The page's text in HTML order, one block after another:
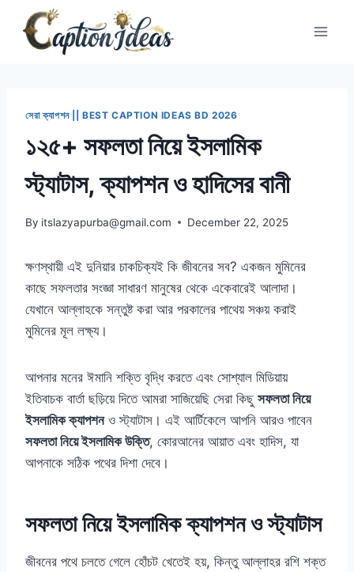
content
সেরা ক্যাপশন || BEST CAPTION IDEAS BD 2026
১২৫+ সফলতা নিয়ে ইসলামিক
স্ট্যাটাস, ক্যাপশন ও হাদিসের বানী
By itslazyapurba@gmail.com December 22, 2025
ক্ষণস্থায়ী এই দুনিয়ার চাকচিক্যই কি জীবনের সব? একজন মুমিনের
কাছে সফলতার সংজ্ঞা সাধারণ মানুষের থেকে একেবারেই আলাদা।
যেখানে আল্লাহকে সন্তুষ্ট করা আর পরকালের পাথেয় সঞ্চয় করাই
মুমিনের মূল লক্ষ্য।
আপনার মনের ঈমানি শক্তি বৃদ্ধি করতে এবং সোশ্যাল মিডিয়ায়
ইতিবাচক বার্তা ছড়িয়ে দিতে আমরা সাজিয়েছি সেরা কিছু সফলতা নিয়ে
ইসলামিক ক্যাপশনও স্ট্যাটাস। এই আর্টিকেলে আপনি আরও পাবেন
সফলতা নিয়ে ইসলামিক উক্তি, কোরআনের আয়াত এবং হাদিস, যা
আপনাকে সঠিক পথের দিশা দেবে।
সফলতা নিয়ে ইসলামিক ক্যাপশন ও স্ট্যাটাস
জীবনের পথে চলতে গেলে হোঁচট খেতেই হয়, কিন্তু আল্লাহর রশি শক্ত